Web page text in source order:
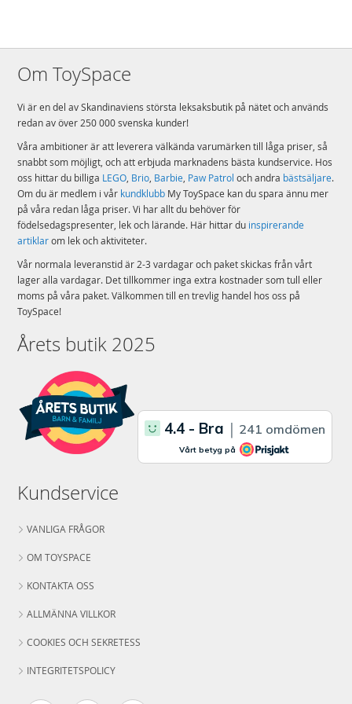
Ålder: från 3 år
Mer
information
Modell 10450
EAN 5702017816630
Varumärke LEGO
Om ToySpace
Vi är en del av Skandinaviens största leksaksbutik på nätet och används
redan av över 250 000 svenska kunder!
Våra ambitioner är att leverera välkända varumärken till låga priser, så
snabbt som möjligt, och att erbjuda marknadens bästa kundservice. Hos
oss hittar du billiga LEGO, Brio, Barbie, Paw Patrol och andra bästsäljare.
Om du är medlem i vår kundklubb My ToySpace kan du spara ännu mer
på våra redan låga priser. Vi har allt du behöver för
födelsedagspresenter, lek och lärande. Här hittar du inspirerande
artiklarom lek och aktiviteter.
Vår normala leveranstid är 2-3 vardagar och paket skickas från vårt
lager alla vardagar. Det tillkommer inga extra kostnader som tull eller
moms på våra paket. Välkommen till en trevlig handel hos oss på
ToySpace!
Årets butik 2025
Kundservice
VANLIGA FRÅGOR
OM TOYSPACE
KONTAKTA OSS
ALLMÄNNA VILLKOR
COOKIES OCH SEKRETESS
INTEGRITETSPOLICY